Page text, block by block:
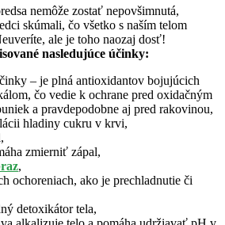
nemôže zostať nepovšimnutá,
skúmali, čo všetko s naším telom
ale je toho naozaj dosť!
nasledujúce účinky:
– je plná antioxidantov bojujúcich
čo vedie k ochrane pred oxidačným
a pravdepodobne aj pred rakovinou,
hladiny cukru v krvi,
zmierniť zápal,
,
ochoreniach, ako je prechladnutie či
detoxikátor tela,